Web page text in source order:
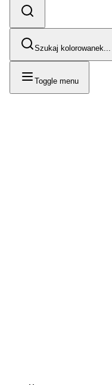
Szukaj kolorowanek...
Toggle menu